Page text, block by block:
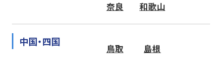
奈良 和歌山
中国・四国
鳥取 島根